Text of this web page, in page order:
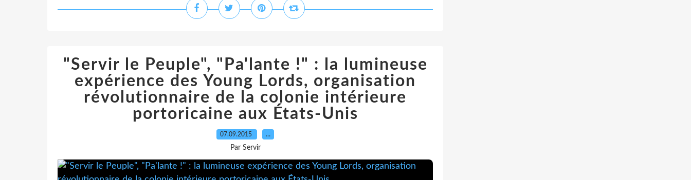
"Servir le Peuple", "Pa'lante !" : la lumineuse
expérience des Young Lords, organisation
révolutionnaire de la colonie intérieure
portoricaine aux États-Unis
07.09.2015 …
Par Servir